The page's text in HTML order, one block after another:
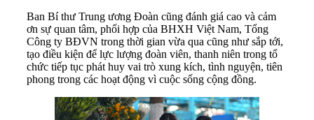
Ban Bí thư Trung ương Đoàn cũng đánh giá cao và cảm
ơn sự quan tâm, phối hợp của BHXH Việt Nam, Tổng
Công ty BĐVN trong thời gian vừa qua cũng như sắp tới,
tạo điều kiện để lực lượng đoàn viên, thanh niên trong tổ
chức tiếp tục phát huy vai trò xung kích, tình nguyện, tiên
phong trong các hoạt động vì cuộc sống cộng đồng.